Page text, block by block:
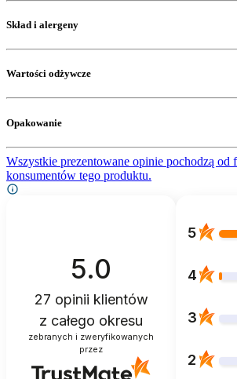
Skład i alergeny
Wartości odżywcze
Opakowanie
Wszystkie prezentowane opinie pochodzą od
konsumentów tego produktu.
5.0
27 opinii klientów
z całego okresu
zebranych i zweryfikowanych
przez
5
4
3
2